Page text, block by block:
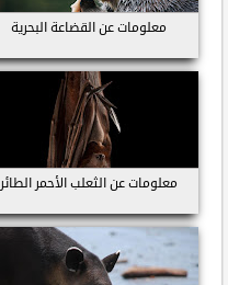
معلومات عن القضاعة البحرية
معلومات عن الثعلب الأحمر الطائر